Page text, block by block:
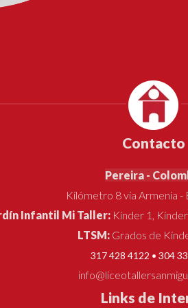
Contacto
Pereira -
Kilómetro 8 vía Armenia -
Infantil Mi Taller: Kínder 1,
LTSM: Grados de
317 428 4122 • 304
Links de